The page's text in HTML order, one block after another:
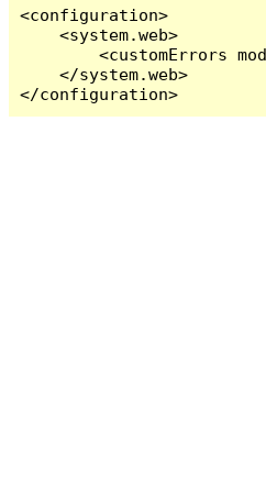
<configuration>
    <system.web>
<customErrors
    </system.web>
</configuration>